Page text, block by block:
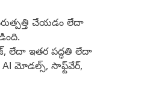
చేయడం లేదా
లేదా ఇతర పద్ధతి లేదా
మోడల్స్, సాఫ్ట్‌వేర్,